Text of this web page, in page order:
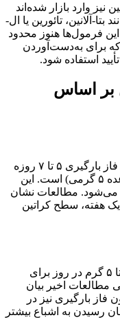
وارد بازار شده‌اند
آلانین، تائورین یا ال-
فرمول‌ها هنوز محدود
برای به‌دست‌آوردن
استفاده شود.
بر اساس
پروتکل کلاسیک مصرف کراتین شامل یک فاز بارگیری ۵ تا ۷ روزه
با دوز ۲۰ گرم در روز (تقسیم‌شده به ۴ وعده ۵ گرمی) است. این
می‌شود. مطالعات نشان
یک هفته، سطح کراتین
پس از اتمام فاز بارگیری، دوز نگهداری ۳ تا ۵ گرم در روز برای
اخیر بیان
روزانه ۳ گرم بدون فاز بارگیری نیز در
رسیدن به اشباع بیشتر